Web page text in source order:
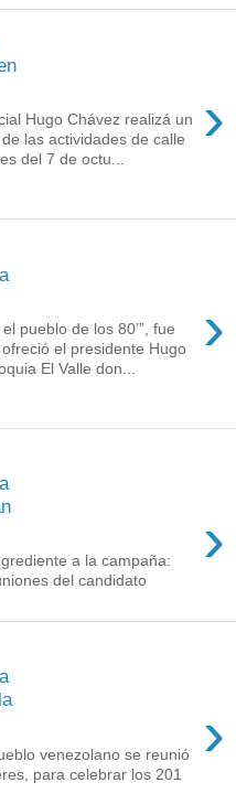
›
Hugo Chávez realizá un
las actividades de calle
del 7 de octu...
›
pueblo de los 80’”, fue
el presidente Hugo
El Valle don...
›
a la campaña:
del candidato
›
venezolano se reunió
para celebrar los 201